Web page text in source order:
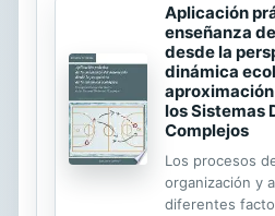
Aplicación
enseñanza
desde la
dinámica
los Sistemas
Complejos
Los procesos
organización y
diferentes